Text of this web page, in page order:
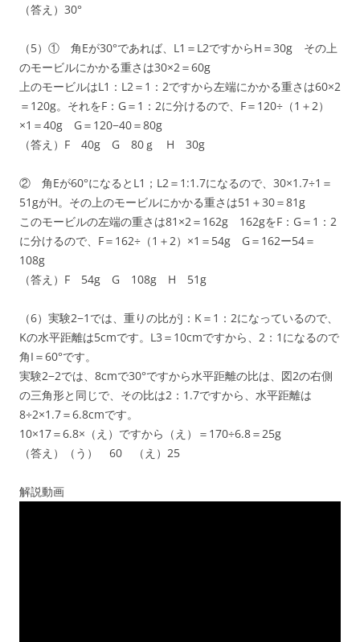
（答え）30°
（5）① 角Eが30°であれば、L1＝L2ですからH＝30g その上
のモービルにかかる重さは30×2＝60g
上のモービルはL1：L2＝1：2ですから左端にかかる重さは60×2
＝120g。それをF：G＝1：2に分けるので、F＝120÷（1＋2）
×1＝40g G＝120−40＝80g
（答え）F 40g G 80ｇ H 30g
② 角Eが60°になるとL1；L2＝1:1.7になるので、30×1.7÷1＝
51gがH。その上のモービルにかかる重さは51＋30＝81g
このモービルの左端の重さは81×2＝162g 162gをF：G＝1：2
に分けるので、F＝162÷（1＋2）×1＝54g G＝162ー54＝
108g
（答え）F 54g G 108g H 51g
（6）実験2−1では、重りの比がJ：K＝1：2になっているので、
Kの水平距離は5cmです。L3＝10cmですから、2：1になるので
角I＝60°です。
実験2−2では、8cmで30°ですから水平距離の比は、図2の右側
の三角形と同じで、その比は2：1.7ですから、水平距離は
8÷2×1.7＝6.8cmです。
10×17＝6.8×（え）ですから（え）＝170÷6.8＝25g
（答え）（う） 60 （え）25
解説動画